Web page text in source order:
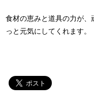
食材の恵みと道具の力が、
っと元気にしてくれます。